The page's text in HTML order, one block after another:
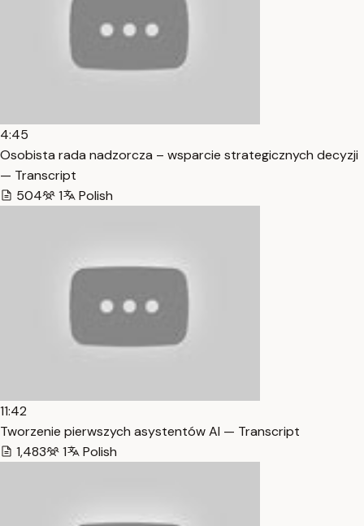
4:45
Osobista rada nadzorcza – wsparcie strategicznych decyzji
— Transcript
504
1 Polish
11:42
Tworzenie pierwszych asystentów AI — Transcript
1,483
1 Polish